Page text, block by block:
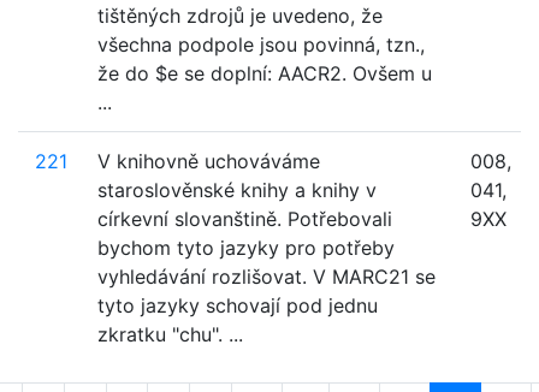
tištěných zdrojů je uvedeno, že
všechna podpole jsou povinná, tzn.,
že do $e se doplní: AACR2. Ovšem u
...
221
V knihovně uchováváme
staroslověnské knihy a knihy v
církevní slovanštině. Potřebovali
bychom tyto jazyky pro potřeby
vyhledávání rozlišovat. V MARC21 se
tyto jazyky schovají pod jednu
zkratku "chu". ...
008,
041,
9XX